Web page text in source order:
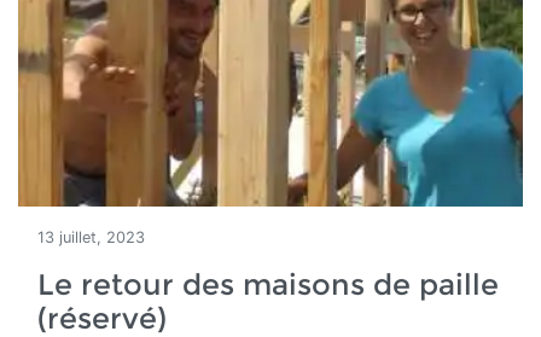
13 juillet, 2023
Le retour des maisons de paille
(réservé)